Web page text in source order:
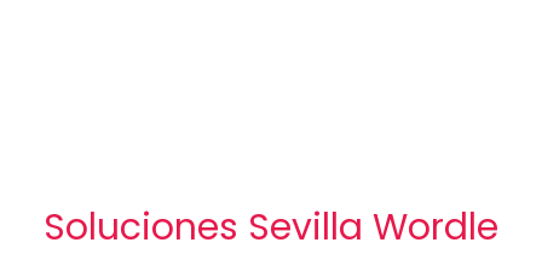
Soluciones Sevilla Wordle